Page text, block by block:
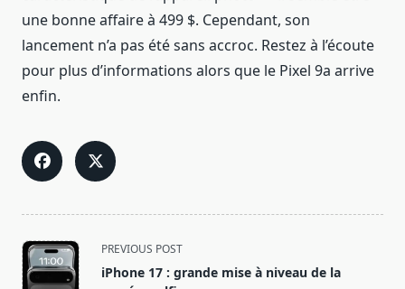
une bonne affaire à 499 $. Cependant, son
lancement n’a pas été sans accroc. Restez à l’écoute
pour plus d’informations alors que le Pixel 9a arrive
enfin.
<span
class="nav-
PREVIOUS POST
iPhone 17 : grande mise à niveau de la